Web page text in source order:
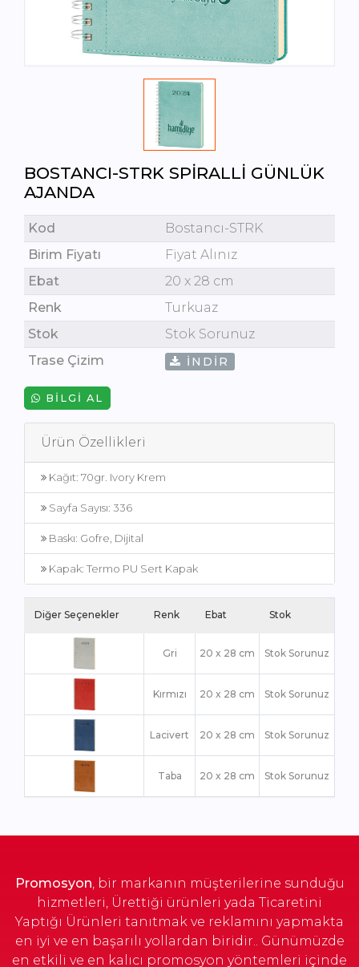
BOSTANCI-STRK SPIRALLI GÜNLÜK
AJANDA
Kod
Bostancı-STRK
Birim Fiyatı
Fiyat Alınız
Ebat
20 x 28 cm
Renk
Turkuaz
Stok
Stok Sorunuz
Trase Çizim
İNDIR
BILGI AL
Ürün Özellikleri
Kağıt: 70gr. Ivory Krem
Sayfa Sayısı: 336
Baskı: Gofre, Dijital
Kapak: Termo PU Sert Kapak
Diğer Seçenekler Renk Ebat Stok
Gri 20 x 28 cm Stok Sorunuz
Kırmızı 20 x 28 cm Stok Sorunuz
Lacivert 20 x 28 cm Stok Sorunuz
Taba 20 x 28 cm Stok Sorunuz
Promosyon, bir markanın müşterilerine sunduğu
hizmetleri, Ürettiği ürünleri yada Ticaretini
Yaptığı Ürünleri tanıtmak ve reklamını yapmakta
en iyi ve en başarılı yollardan biridir.. Günümüzde
en etkili ve en kalıcı promosyon yöntemleri içinde